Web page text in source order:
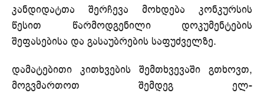
კანდიდატთა შერჩევა მოხდება კონკურსის
წესით წარმოდგენილი დოკუმენტების
შეფასებისა და გასაუბრების საფუძველზე.
დამატებითი კითხვების შემთხვევაში გთხოვთ,
მოგვმართოთ შემდეგ ელ-